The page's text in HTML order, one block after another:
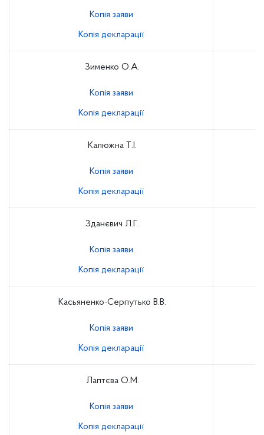
Копія заяви
Копія декларації
Зименко О.А.
Копія заяви
Копія декларації
Калюжна Т.І.
Копія заяви
Копія декларації
Зданєвич Л.Г.
Копія заяви
Копія декларації
Касьяненко-Серпутько В.В.
Копія заяви
Копія декларації
Лаптєва О.М.
Копія заяви
Копія декларації